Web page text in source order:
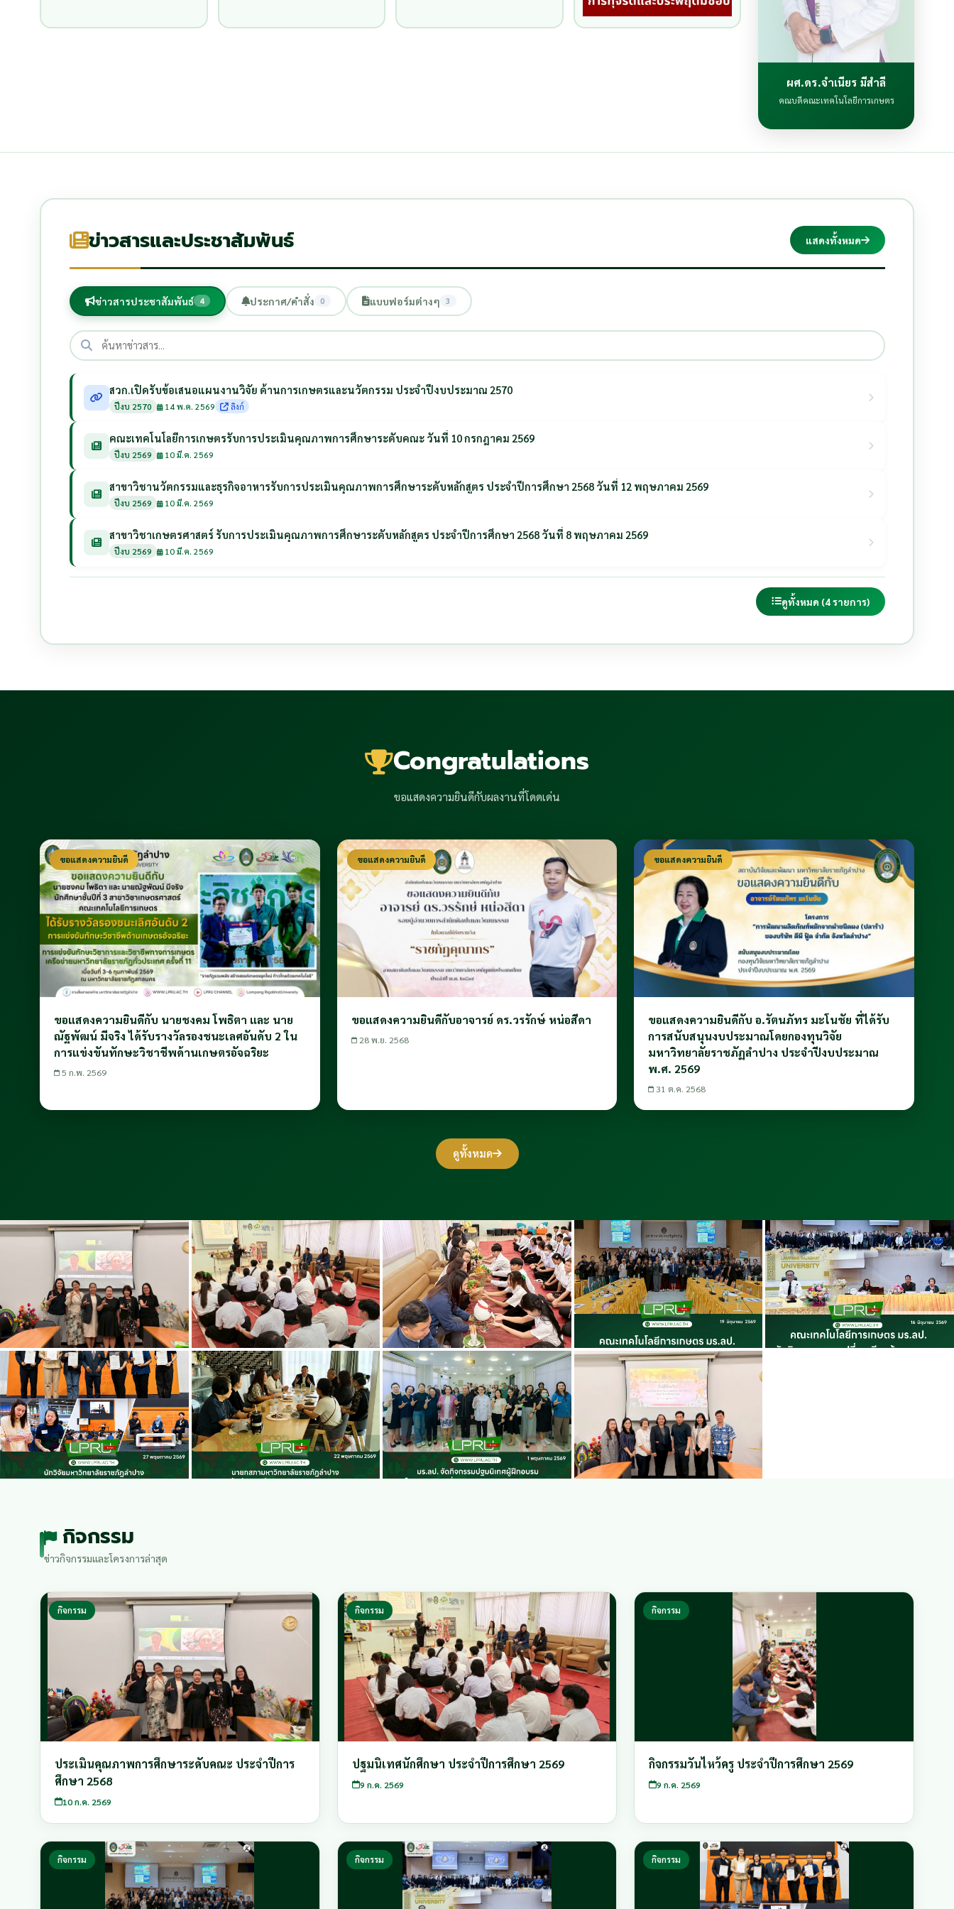
ผศ.ดร.จำเนียร มีสำลี
คณบดีคณะเทคโนโลยีการเกษตร
ข่าวสารและประชาสัมพันธ์ แสดงทั้งหมด
ข่าวสารประชาสัมพันธ์ 4 ประกาศ/คำสั่ง 0 แบบฟอร์มต่างๆ 3
สวก.เปิดรับข้อเสนอแผนงานวิจัย ด้านการเกษตรและนวัตกรรม ประจำปีงบประมาณ 2570
ปีงบ 2570 14 พ.ค. 2569 ลิงก์
คณะเทคโนโลยีการเกษตรรับการประเมินคุณภาพการศึกษาระดับคณะ วันที่ 10 กรกฎาคม 2569
ปีงบ 2569 10 มี.ค. 2569
สาขาวิชานวัตกรรมและธุรกิจอาหารรับการประเมินคุณภาพการศึกษาระดับหลักสูตร ประจำปีการศึกษา 2568 วันที่ 12 พฤษภาคม 2569
ปีงบ 2569 10 มี.ค. 2569
สาขาวิชาเกษตรศาสตร์ รับการประเมินคุณภาพการศึกษาระดับหลักสูตร ประจำปีการศึกษา 2568 วันที่ 8 พฤษภาคม 2569
ปีงบ 2569 10 มี.ค. 2569
ดูทั้งหมด (4 รายการ)
Congratulations
ขอแสดงความยินดีกับผลงานที่โดดเด่น
ขอแสดงความยินดี
ขอแสดงความยินดีกับ นายชงคม โพธิตา และ นาย
ณัฐพัฒน์ มีจริง ได้รับรางวัลรองชนะเลศอันดับ 2 ใน
การแข่งขันทักษะวิชาชีพด้านเกษตรอัจฉริยะ
5 ก.พ. 2569
ขอแสดงความยินดี
ขอแสดงความยินดีกับอาจารย์ ดร.วรรักษ์ หน่อสีดา
28 พ.ย. 2568
ขอแสดงความยินดี
ขอแสดงความยินดีกับ อ.รัตนภัทร มะโนชัย ที่ได้รับ
การสนับสนุนงบประมาณโดยกองทุนวิจัย
มหาวิทยาลัยราชภัฏลำปาง ประจำปีงบประมาณ
พ.ศ. 2569
31 ต.ค. 2568
ดูทั้งหมด
กิจกรรม
ข่าวกิจกรรมและโครงการล่าสุด
กิจกรรม
ประเมินคุณภาพการศึกษาระดับคณะ ประจำปีการ
ศึกษา 2568
10 ก.ค. 2569
กิจกรรม
ปฐมนิเทศนักศึกษา ประจำปีการศึกษา 2569
9 ก.ค. 2569
กิจกรรม
กิจกรรมวันไหว้ครู ประจำปีการศึกษา 2569
9 ก.ค. 2569
กิจกรรม กิจกรรม กิจกรรม